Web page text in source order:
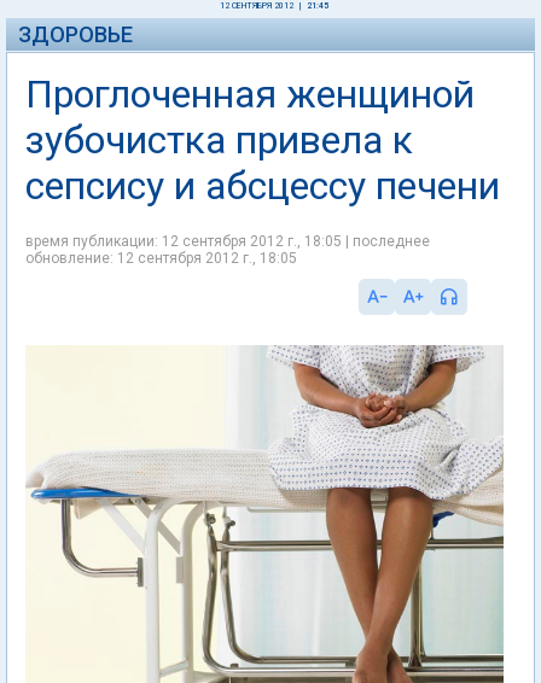
12 СЕНТЯБРЯ 2012 21:45
ЗДОРОВЬЕ
Проглоченная женщиной
зубочистка привела к
сепсису и абсцессу печени
время публикации: 12 сентября 2012 г., 18:05 | последнее
обновление: 12 сентября 2012 г., 18:05